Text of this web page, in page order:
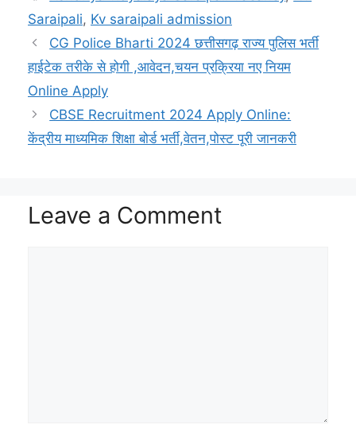
t
s
A
p
p
e
g
r
a
m
y
L
i
n
k
e
b
o
k
p
c
h
t
t
t
e
i
l
r
e
Saraipali, Kv saraipali admission
CG Police Bharti 2024 छत्तीसगढ़ राज्य पुलिस भर्ती
हाईटेक तरीके से होगी ,आवेदन,चयन प्रक्रिया नए नियम
Online Apply
CBSE Recruitment 2024 Apply Online:
केंद्रीय माध्यमिक शिक्षा बोर्ड भर्ती,वेतन,पोस्ट पूरी जानकरी
Leave a Comment